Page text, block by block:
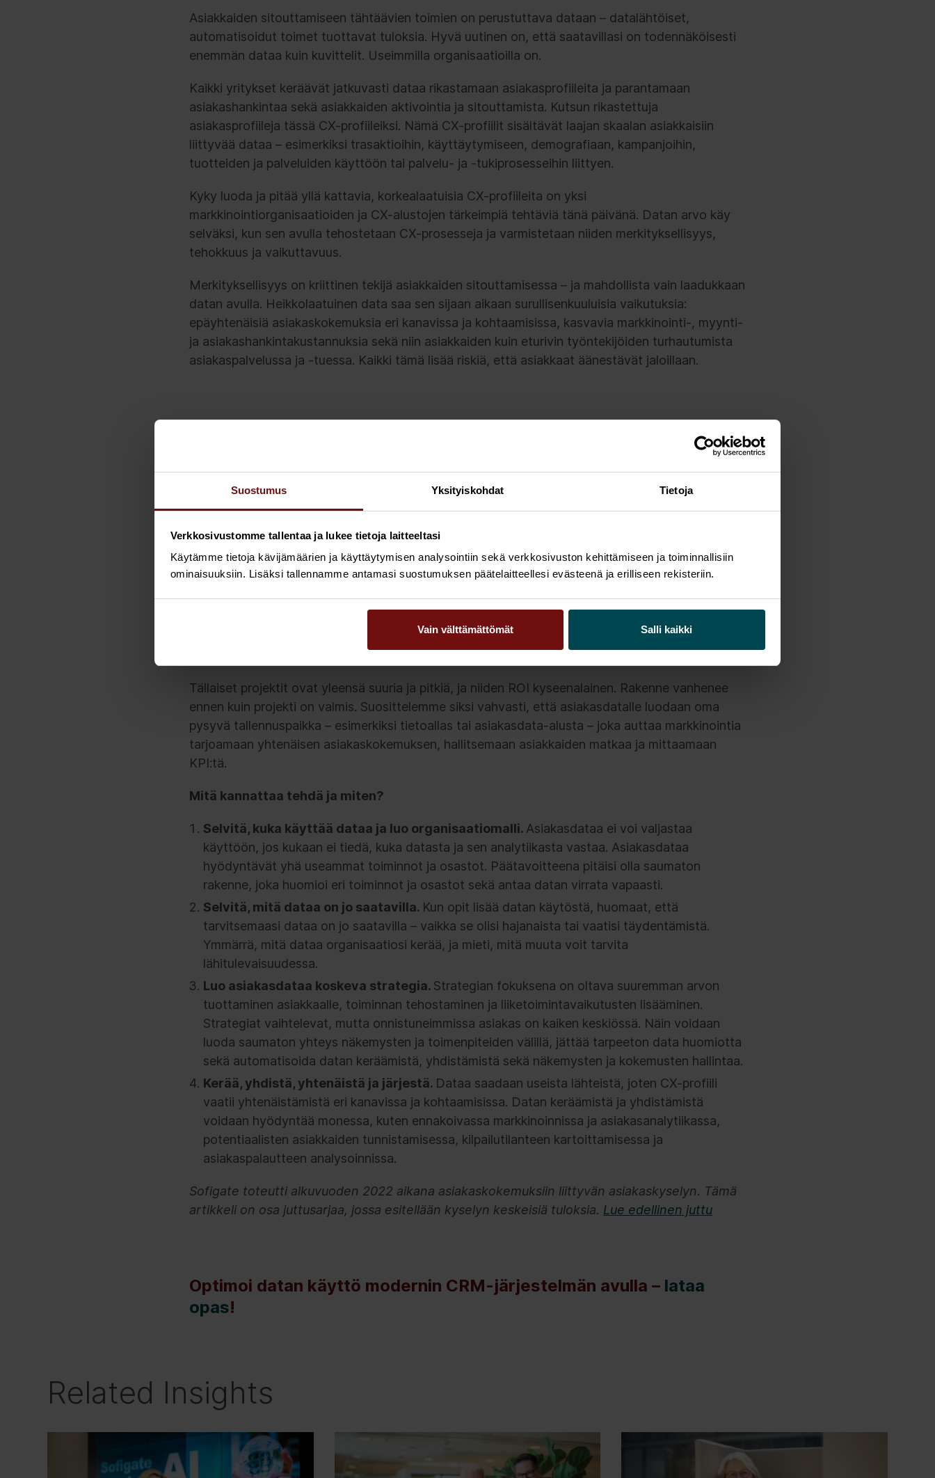
Suostumus Yksityiskohdat Tietoja
Verkkosivustomme tallentaa ja lukee tietoja laitteeltasi
Käytämme tietoja kävijämäärien ja käyttäytymisen analysointiin sekä verkkosivuston kehittämiseen ja toiminnallisiin
ominaisuuksiin. Lisäksi tallennamme antamasi suostumuksen päätelaitteellesi evästeenä ja erilliseen rekisteriin.
Vain välttämättömät Salli kaikki
Asiakkaiden sitouttamiseen tähtäävien toimien on perustuttava dataan – datalähtöiset,
automatisoidut toimet tuottavat tuloksia. Hyvä uutinen on, että saatavillasi on todennäköisesti
enemmän dataa kuin kuvittelit. Useimmilla organisaatioilla on.
Kaikki yritykset keräävät jatkuvasti dataa rikastamaan asiakasprofiileita ja parantamaan
asiakashankintaa sekä asiakkaiden aktivointia ja sitouttamista. Kutsun rikastettuja
asiakasprofiileja tässä CX-profiileiksi. Nämä CX-profiilit sisältävät laajan skaalan asiakkaisiin
liittyvää dataa – esimerkiksi trasaktioihin, käyttäytymiseen, demografiaan, kampanjoihin,
tuotteiden ja palveluiden käyttöön tai palvelu- ja -tukiprosesseihin liittyen.
Kyky luoda ja pitää yllä kattavia, korkealaatuisia CX-profiileita on yksi
markkinointiorganisaatioiden ja CX-alustojen tärkeimpiä tehtäviä tänä päivänä. Datan arvo käy
selväksi, kun sen avulla tehostetaan CX-prosesseja ja varmistetaan niiden merkityksellisyys,
tehokkuus ja vaikuttavuus.
Merkityksellisyys on kriittinen tekijä asiakkaiden sitouttamisessa – ja mahdollista vain laadukkaan
datan avulla. Heikkolaatuinen data saa sen sijaan aikaan surullisenkuuluisia vaikutuksia:
epäyhtenäisiä asiakaskokemuksia eri kanavissa ja kohtaamisissa, kasvavia markkinointi-, myynti-
ja asiakashankintakustannuksia sekä niin asiakkaiden kuin eturivin työntekijöiden turhautumista
asiakaspalvelussa ja -tuessa. Kaikki tämä lisää riskiä, että asiakkaat äänestävät jaloillaan.
profiilin luomiseksi
CX-profiilin voi rakentaa monella tavalla – ytimessä on yhtenäisyys, pikemminkin kuin tiety tuote
tai teknologia sen saavuttamiseksi. Ensisijainen tehtävä on luoda yhtenäinen, merkityksellinen
huomiotta.
Monet yritykset innostuvat koko organisaation kattavan tietoaltaan tai -varaston
yhdellä iskulla. Riskinä on, että markkinointi-, myynti-, asiakaspalvelu- ja -tukiorganisaatiot sekä
Tällaiset projektit ovat yleensä suuria ja pitkiä, ja niiden ROI kyseenalainen. Rakenne vanhenee
ennen kuin projekti on valmis. Suosittelemme siksi vahvasti, että asiakasdatalle luodaan oma
pysyvä tallennuspaikka – esimerkiksi tietoallas tai asiakasdata-alusta – joka auttaa markkinointia
tarjoamaan yhtenäisen asiakaskokemuksen, hallitsemaan asiakkaiden matkaa ja mittaamaan
KPI:tä.
Mitä kannattaa tehdä ja miten?
Selvitä, kuka käyttää dataa ja luo organisaatiomalli. Asiakasdataa ei voi valjastaa
käyttöön, jos kukaan ei tiedä, kuka datasta ja sen analytiikasta vastaa. Asiakasdataa
hyödyntävät yhä useammat toiminnot ja osastot. Päätavoitteena pitäisi olla saumaton
rakenne, joka huomioi eri toiminnot ja osastot sekä antaa datan virrata vapaasti.
Selvitä, mitä dataa on jo saatavilla. Kun opit lisää datan käytöstä, huomaat, että
tarvitsemaasi dataa on jo saatavilla – vaikka se olisi hajanaista tai vaatisi täydentämistä.
Ymmärrä, mitä dataa organisaatiosi kerää, ja mieti, mitä muuta voit tarvita
lähitulevaisuudessa.
Luo asiakasdataa koskeva strategia. Strategian fokuksena on oltava suuremman arvon
tuottaminen asiakkaalle, toiminnan tehostaminen ja liiketoimintavaikutusten lisääminen.
Strategiat vaihtelevat, mutta onnistuneimmissa asiakas on kaiken keskiössä. Näin voidaan
luoda saumaton yhteys näkemysten ja toimenpiteiden välillä, jättää tarpeeton data huomiotta
sekä automatisoida datan keräämistä, yhdistämistä sekä näkemysten ja kokemusten hallintaa.
Kerää, yhdistä, yhtenäistä ja järjestä. Dataa saadaan useista lähteistä, joten CX-profiili
vaatii yhtenäistämistä eri kanavissa ja kohtaamisissa. Datan keräämistä ja yhdistämistä
voidaan hyödyntää monessa, kuten ennakoivassa markkinoinnissa ja asiakasanalytiikassa,
potentiaalisten asiakkaiden tunnistamisessa, kilpailutilanteen kartoittamisessa ja
asiakaspalautteen analysoinnissa.
Sofigate toteutti alkuvuoden 2022 aikana asiakaskokemuksiin liittyvän asiakaskyselyn. Tämä
artikkeli on osa juttusarjaa, jossa esitellään kyselyn keskeisiä tuloksia. Lue edellinen juttu
Optimoi datan käyttö modernin CRM-järjestelmän avulla – lataa
opas!
Related Insights